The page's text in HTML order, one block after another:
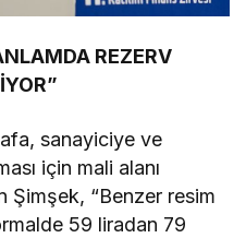
REZERV
sanayiciye ve
için mali alanı
Şimşek, “Benzer resim
59 liradan 79